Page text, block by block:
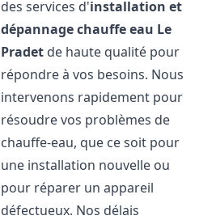
des services d'installation et
dépannage chauffe eau Le
Pradet de haute qualité pour
répondre à vos besoins. Nous
intervenons rapidement pour
résoudre vos problèmes de
chauffe-eau, que ce soit pour
une installation nouvelle ou
pour réparer un appareil
défectueux. Nos délais